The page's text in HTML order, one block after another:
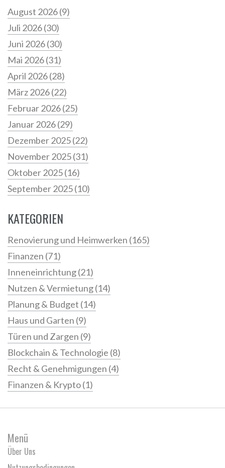
August 2026(9)
Juli 2026(30)
Juni 2026(30)
Mai 2026(31)
April 2026(28)
März 2026(22)
Februar 2026(25)
Januar 2026(29)
Dezember 2025(22)
November 2025(31)
Oktober 2025(16)
September 2025(10)
KATEGORIEN
Renovierung und Heimwerken (165)
Finanzen (71)
Inneneinrichtung(21)
Nutzen & Vermietung(14)
Planung & Budget (14)
Haus und Garten (9)
Türen und Zargen (9)
Blockchain & Technologie (8)
Recht & Genehmigungen (4)
Finanzen & Krypto(1)
Menü
Über Uns